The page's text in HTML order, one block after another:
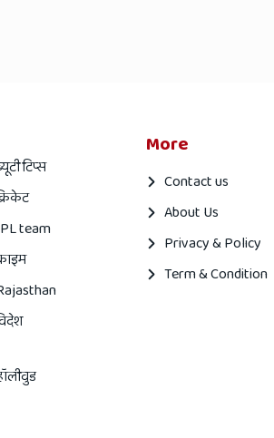
टिप्स
team
More
Contact us
About Us
Privacy & Policy
Term & Condition